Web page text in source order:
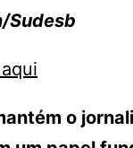
Sudesb
o